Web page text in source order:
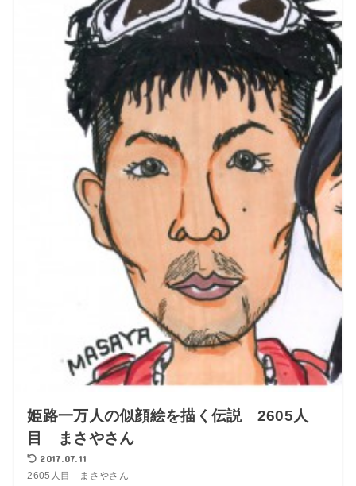
姫路一万人の似顔絵を描く伝説 2605人
目 まさやさん
2017.07.11
2605人目 まさやさん